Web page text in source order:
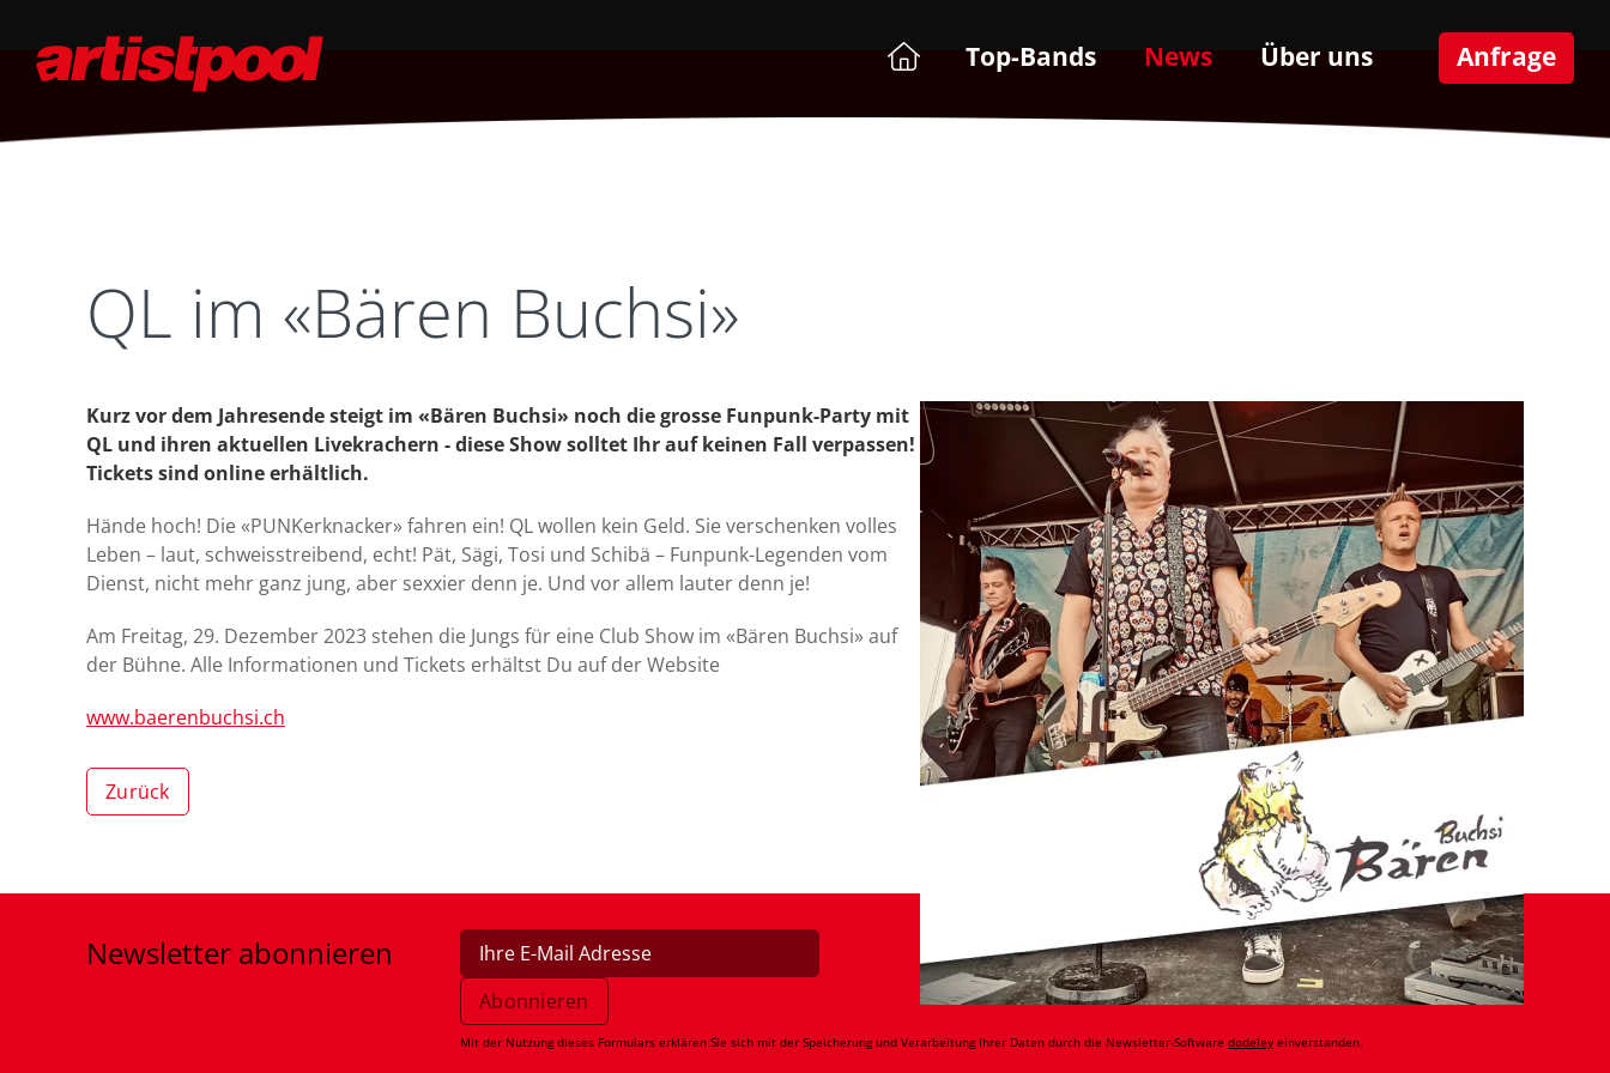
Top-Bands News Über uns Anfrage
QL im «Bären Buchsi»
Kurz vor dem Jahresende steigt im «Bären Buchsi» noch die grosse Funpunk-Party mit
QL und ihren aktuellen Livekrachern - diese Show solltet Ihr auf keinen Fall verpassen!
Tickets sind online erhältlich.
Hände hoch! Die «PUNKerknacker» fahren ein! QL wollen kein Geld. Sie verschenken volles
Leben – laut, schweisstreibend, echt! Pät, Sägi, Tosi und Schibä – Funpunk-Legenden vom
Dienst, nicht mehr ganz jung, aber sexxier denn je. Und vor allem lauter denn je!
Am Freitag, 29. Dezember 2023 stehen die Jungs für eine Club Show im «Bären Buchsi» auf
der Bühne. Alle Informationen und Tickets erhältst Du auf der Website
www.baerenbuchsi.ch
Zurück
Newsletter abonnieren
Mit der Nutzung dieses Formulars erklären Sie sich mit der Speicherung und Verarbeitung Ihrer Daten durch die Newsletter-Software dodeley einverstanden.